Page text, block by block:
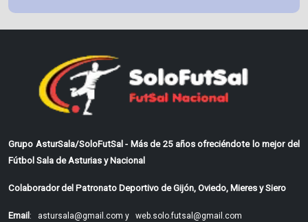
Grupo AsturSala/SoloFutSal - Más de 25 años ofreciéndote lo mejor del
Fútbol Sala de Asturias y Nacional
Colaborador del Patronato Deportivo de Gijón, Oviedo, Mieres y Siero
Email : astursala@gmail.com y web.solo.futsal@gmail.com